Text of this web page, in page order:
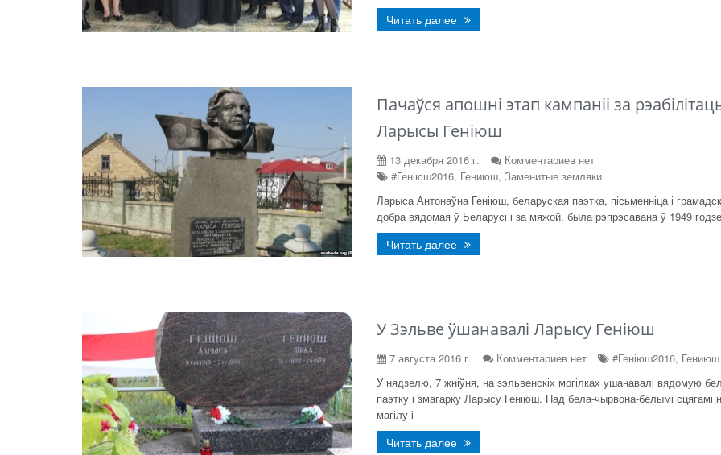
Читать далее
Пачаўся апошні этап кампаніі за
Ларысы Геніюш
13 декабря 2016 г.
Комментариев нет
#Геніюш2016, Гениюш, Заменитые земляки
Ларыса Антонаўна Геніюш, беларуская паэтка, пісьменніца і
добра вядомая ў Беларусі і за мяжой, была рэпрэсавана ў 1949 годзе
Читать далее
У Зэльве ўшанавалі Ларысу Геніюш
7 августа 2016 г. Комментариев нет
#Геніюш2016, Гениюш
У нядзелю, 7 жніўня, на зэльвенскіх могілках ушанавалі вядомую
паэтку і змагарку Ларысу Геніюш. Пад бела-чырвона-белымі сцягамі
магілу і
Читать далее